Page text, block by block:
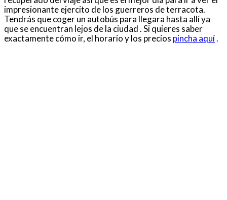
impresionante ejercito de los guerreros de terracota.
Tendrás que coger un autobús para llegara hasta allí ya
que se encuentran lejos de la ciudad . Si quieres saber
exactamente cómo ir, el horario y los precios pincha aquí.